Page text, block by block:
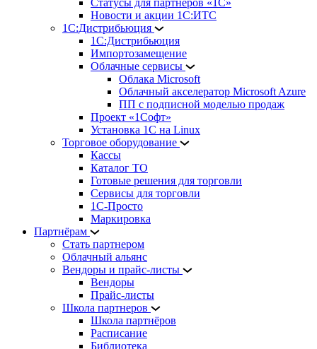
Статусы для партнеров «1С»
Новости и акции 1С:ИТС
1С:Дистрибьюция
1С:Дистрибьюция
Импортозамещение
Облачные сервисы
Облака Microsoft
Облачный акселератор Microsoft Azure
ПП с подписной моделью продаж
Проект «1Софт»
Установка 1С на Linux
Торговое оборудование
Кассы
Каталог ТО
Готовые решения для торговли
Сервисы для торговли
1С-Просто
Маркировка
Партнёрам
Стать партнером
Облачный альянс
Вендоры и прайс-листы
Вендоры
Прайс-листы
Школа партнеров
Школа партнёров
Расписание
Библиотека